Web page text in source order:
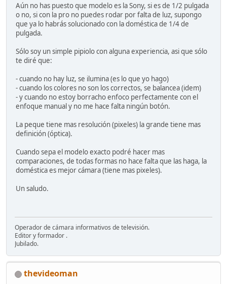
Aún no has puesto que modelo es la Sony, si es de 1/2 pulgada
o no, si con la pro no puedes rodar por falta de luz, supongo
que ya lo habrás solucionado con la doméstica de 1/4 de
pulgada.
Sólo soy un simple pipiolo con alguna experiencia, asi que sólo
te diré que:
- cuando no hay luz, se ilumina (es lo que yo hago)
- cuando los colores no son los correctos, se balancea (idem)
- y cuando no estoy borracho enfoco perfectamente con el
enfoque manual y no me hace falta ningún botón.
La peque tiene mas resolución (pixeles) la grande tiene mas
definición (óptica).
Cuando sepa el modelo exacto podré hacer mas
comparaciones, de todas formas no hace falta que las haga, la
doméstica es mejor cámara (tiene mas pixeles).
Un saludo.
Operador de cámara informativos de televisión.
Editor y formador .
Jubilado.
thevideoman